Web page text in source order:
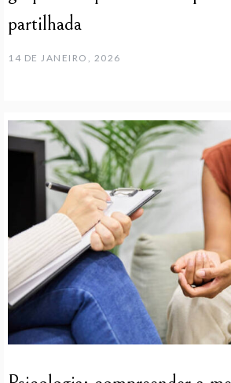
partilhada
14 DE JANEIRO, 2026